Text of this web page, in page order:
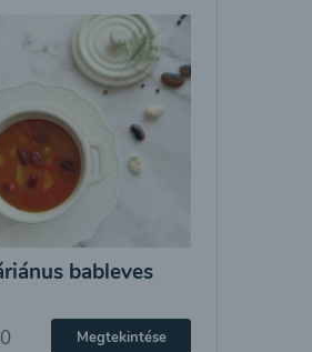
bableves
Megtekintése